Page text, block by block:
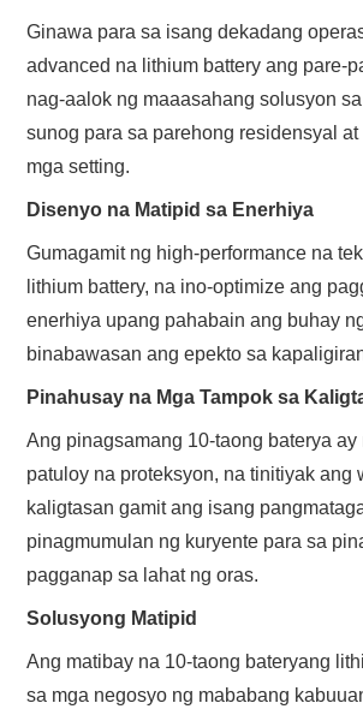
Ginawa para sa isang dekadang
advanced na lithium battery ang pare-
nag-aalok ng maaasahang solusyon
sunog para sa parehong residensyal at
mga setting.
Disenyo na Matipid sa Enerhiya
Gumagamit ng high-performance na
lithium battery, na ino-optimize ang
enerhiya upang pahabain ang buhay
binabawasan ang epekto sa
Pinahusay na Mga Tampok sa
Ang pinagsamang 10-taong baterya
patuloy na proteksyon, na tinitiyak ang
kaligtasan gamit ang isang
pinagmumulan ng kuryente para sa
pagganap sa lahat ng oras.
Solusyong Matipid
Ang matibay na 10-taong bateryang
sa mga negosyo ng mababang